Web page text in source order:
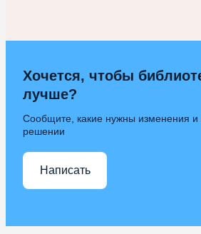
Хочется, чтобы
лучше?
Сообщите, какие нужны изменения и
решении
Написать